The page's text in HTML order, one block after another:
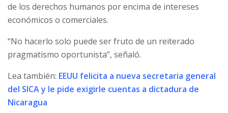
de los derechos humanos por encima de intereses
económicos o comerciales.
“No hacerlo solo puede ser fruto de un reiterado
pragmatismo oportunista”, señaló.
Lea también: EEUU felicita a nueva secretaria general
del SICA y le pide exigirle cuentas a dictadura de
Nicaragua